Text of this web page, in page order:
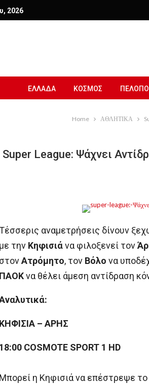
2026
ΕΛΛΑΔΑ ΚΟΣΜΟΣ
Home ΑΘΛΗΤΙΚΑ
Super League: Ψάχνει
αναμετρήσεις δίνουν
με την Κηφισιάνα φιλοξενεί τον
στονΑτρόμητο, τον Βόλο να
ΠΑΟΚνα θέλει άμεση αντίδραση
ΚΗΦΙΣΙΑ – ΑΡΗΣ
18:00 COSMOTE SPORT 1 HD
Μπορεί η Κηφισιά να επέστρεψε το